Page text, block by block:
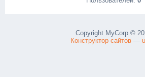
Copyright MyCorp ©
Конструктор сайтов—